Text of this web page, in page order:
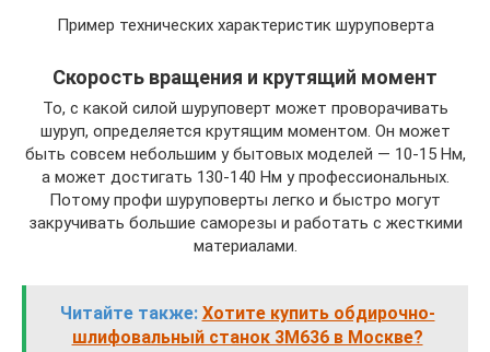
Пример технических характеристик шуруповерта
Скорость вращения и крутящий момент
То, с какой силой шуруповерт может проворачивать
шуруп, определяется крутящим моментом. Он может
быть совсем небольшим у бытовых моделей — 10-15 Нм,
а может достигать 130-140 Нм у профессиональных.
Потому профи шуруповерты легко и быстро могут
закручивать большие саморезы и работать с жесткими
материалами.
Читайте также: Хотите купить обдирочно-
шлифовальный станок 3М636 в Москве?